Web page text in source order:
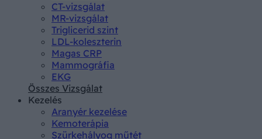
CT-vizsgálat
MR-vizsgálat
Triglicerid szint
LDL-koleszterin
Magas CRP
Mammográfia
EKG
Összes Vizsgálat
Kezelés
Aranyér kezelése
Kemoterápia
Szürkehályog műtét